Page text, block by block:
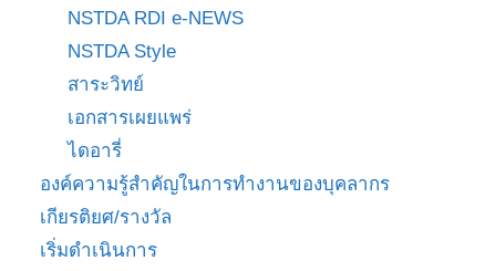
NSTDA RDI e-NEWS
NSTDA Style
สาระวิทย์
เอกสารเผยแพร่
ไดอารี่
องค์ความรู้สำคัญในการทำงานของบุคลากร
เกียรติยศ/รางวัล
เริ่มดำเนินการ